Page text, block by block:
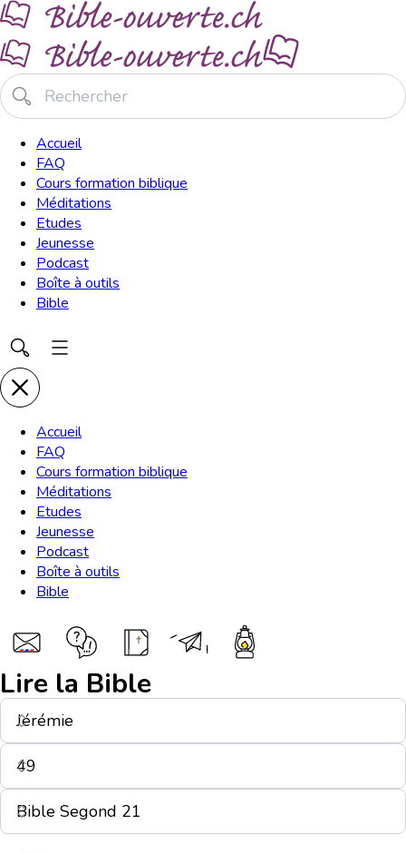
Accueil
FAQ
Cours formation biblique
Méditations
Etudes
Jeunesse
Podcast
Boîte à outils
Bible
Accueil
FAQ
Cours formation biblique
Méditations
Etudes
Jeunesse
Podcast
Boîte à outils
Bible
Lire la Bible